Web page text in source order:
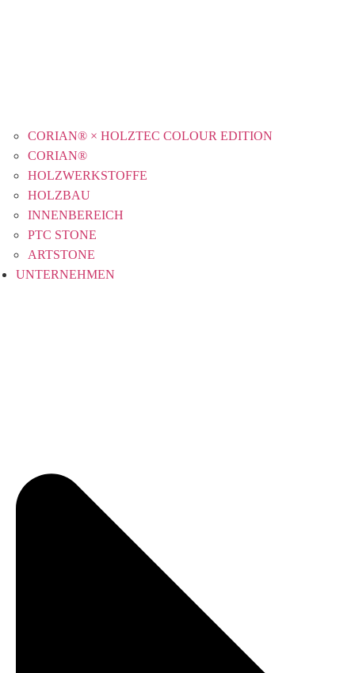
CORIAN® × HOLZTEC COLOUR EDITION
CORIAN®
HOLZWERKSTOFFE
HOLZBAU
INNENBEREICH
PTC STONE
ARTSTONE
UNTERNEHMEN